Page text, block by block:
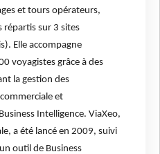
et tours opérateurs,
sur 3 sites
Elle accompagne
voyagistes grâce à des
la gestion des
et
Intelligence. ViaXeo,
a été lancé en 2009, suivi
outil de Business